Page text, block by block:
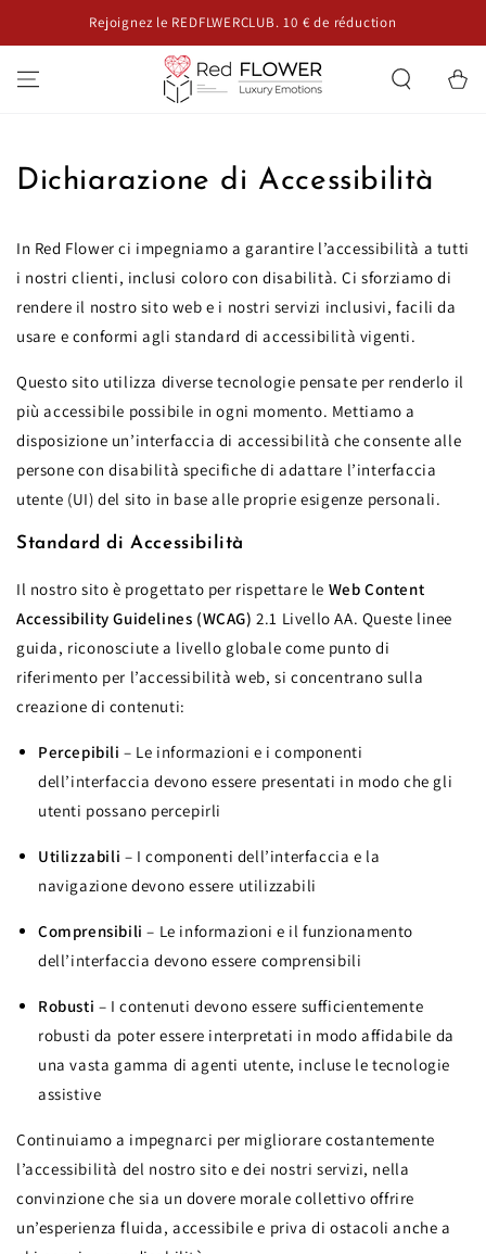
CONTENURejoignez le REDFLWERCLUB. 10 € de réduction
Panier
Dichiarazione di Accessibilità
In Red Flower ci impegniamo a garantire l’accessibilità a tutti
i nostri clienti, inclusi coloro con disabilità. Ci sforziamo di
rendere il nostro sito web e i nostri servizi inclusivi, facili da
usare e conformi agli standard di accessibilità vigenti.
Questo sito utilizza diverse tecnologie pensate per renderlo il
più accessibile possibile in ogni momento. Mettiamo a
disposizione un’interfaccia di accessibilità che consente alle
persone con disabilità specifiche di adattare l’interfaccia
utente (UI) del sito in base alle proprie esigenze personali.
Standard di Accessibilità
Il nostro sito è progettato per rispettare le Web Content
Accessibility Guidelines (WCAG) 2.1 Livello AA. Queste linee
guida, riconosciute a livello globale come punto di
riferimento per l’accessibilità web, si concentrano sulla
creazione di contenuti:
Percepibili – Le informazioni e i componenti
dell’interfaccia devono essere presentati in modo che gli
utenti possano percepirli
Utilizzabili – I componenti dell’interfaccia e la
navigazione devono essere utilizzabili
Comprensibili – Le informazioni e il funzionamento
dell’interfaccia devono essere comprensibili
Robusti – I contenuti devono essere sufficientemente
robusti da poter essere interpretati in modo affidabile da
una vasta gamma di agenti utente, incluse le tecnologie
assistive
Continuiamo a impegnarci per migliorare costantemente
l’accessibilità del nostro sito e dei nostri servizi, nella
convinzione che sia un dovere morale collettivo offrire
un’esperienza fluida, accessibile e priva di ostacoli anche a